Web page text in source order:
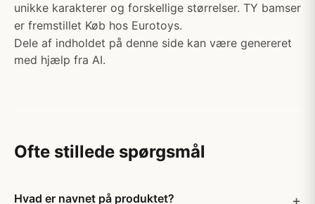
unikke karakterer og forskellige størrelser. TY bamser
er fremstillet Køb hos Eurotoys.
Dele af indholdet på denne side kan være genereret
med hjælp fra AI.
Ofte stillede spørgsmål
Hvad er navnet på produktet?